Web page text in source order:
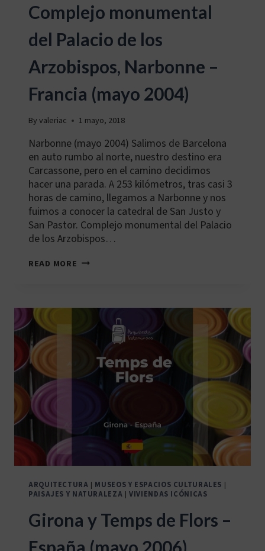
Complejo monumental
del Palacio de los
Arzobispos, Narbonne –
Francia (mayo 2004)
Byvaleriac 1 mayo, 2018
Narbonne (mayo 2004) Salimos de Barcelona
en auto rumbo al norte, nuestro destino era
Carcassone, pero en el camino decidimos
hacer una parada. A 253 kilómetros, tras casi 3
horas de camino, llegamos a Narbonne y nos
fuimos a conocer la catedral de San Justo y
San Pastor. Complejo monumental del Palacio
de los Arzobispos…
READ MORE COMPLEJO
ARZOBISPOS,
NARBONNE
FRANCIA
(MAYO
2004)
ARQUITECTURA | MUSEOS Y ESPACIOS CULTURALES |
PAISAJES Y NATURALEZA |VIVIENDAS ICÓNICAS
Girona y Temps de Flors –